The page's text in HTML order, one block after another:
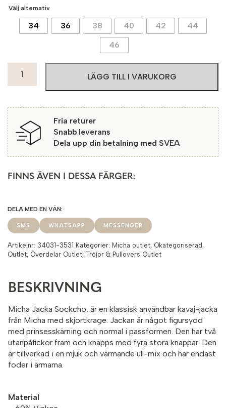
Välj alternativ
34 36 38 40 42
44
46
Jacka
Olive
Night
mängd
LÄGG TILL I VARUKORG
Fria returer
Snabb leverans
Dela upp din betalning med SVEA
FINNS ÄVEN I DESSA FÄRGER:
SMS WHATSAPP MESSENGER
Artikelnr: 34031-3531 Kategorier: Micha outlet, Okategoriserad,
Outlet, Överdelar Outlet, Tröjor & Pullovers Outlet
BESKRIVNING
Micha Jacka Sockcho, är en klassisk användbar kavaj-jacka
från Micha med skjortkrage. Jackan är något figursydd
med prinsesskärning och normal i passformen. Den har två
utanpåfickor fram och knäpps med fyra stora knappar. Den
är tillverkad i en mjuk och värmande ull-mix och har endast
foder i ärmarna.
Material